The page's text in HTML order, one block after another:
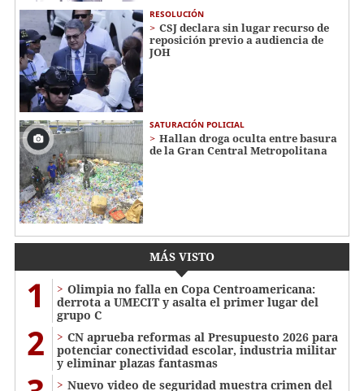
RESOLUCIÓN
CSJ declara sin lugar recurso de
reposición previo a audiencia de
JOH
SATURACIÓN POLICIAL
Hallan droga oculta entre basura
de la Gran Central Metropolitana
MÁS VISTO
1
Olimpia no falla en Copa Centroamericana:
derrota a UMECIT y asalta el primer lugar del
grupo C
2
CN aprueba reformas al Presupuesto 2026 para
potenciar conectividad escolar, industria militar
y eliminar plazas fantasmas
Nuevo video de seguridad muestra crimen del